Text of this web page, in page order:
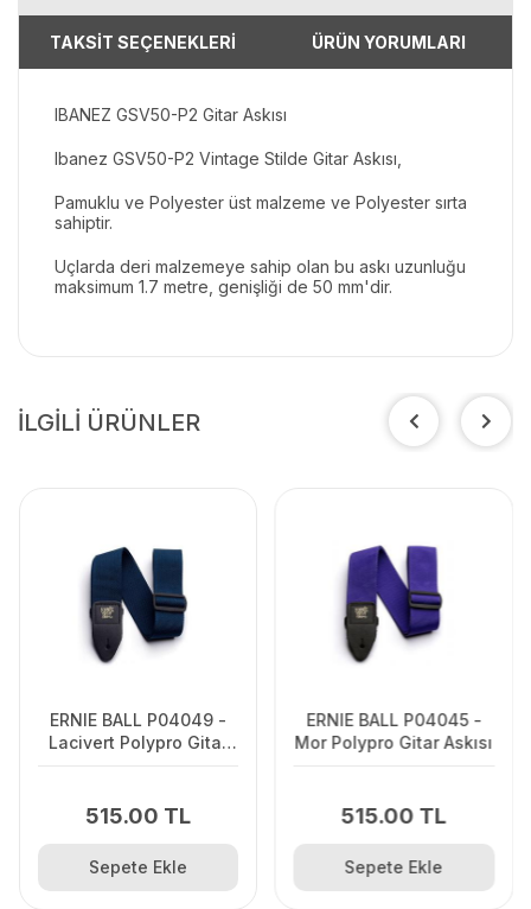
TAKSİT SEÇENEKLERİ ÜRÜN YORUMLARI
IBANEZ GSV50-P2 Gitar Askısı
Ibanez GSV50-P2 Vintage Stilde Gitar Askısı,
Pamuklu ve Polyester üst malzeme ve Polyester sırta
sahiptir.
Uçlarda deri malzemeye sahip olan bu askı uzunluğu
maksimum 1.7 metre, genişliği de 50 mm'dir.
İLGİLİ ÜRÜNLER
ERNIE BALL P04049 -
Lacivert Polypro Gitar
515.00 TL
Sepete Ekle
ERNIE BALL P04045 -
Mor Polypro Gitar Askısı
515.00 TL
Sepete Ekle